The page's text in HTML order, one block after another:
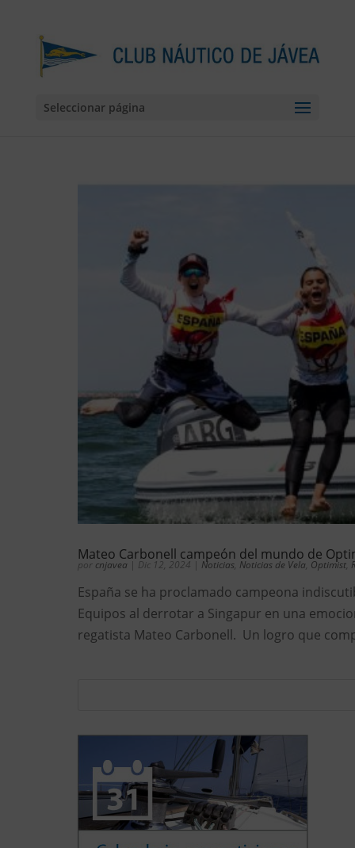
Seleccionar página
Mateo Carbonell campeón del mundo de
por cnjavea | Dic 12, 2024 | Noticias Noticias de Vela Optimist
España se ha proclamado campeona
Equipos al derrotar a Singapur en una
regatista Mateo Carbonell. Un logro que